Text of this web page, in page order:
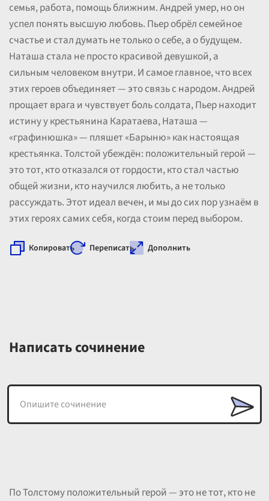
семья, работа, помощь ближним. Андрей умер, но он
успел понять высшую любовь. Пьер обрёл семейное
счастье и стал думать не только о себе, а о будущем.
Наташа стала не просто красивой девушкой, а
сильным человеком внутри. И самое главное, что всех
этих героев объединяет — это связь с народом. Андрей
прощает врага и чувствует боль солдата, Пьер находит
истину у крестьянина Каратаева, Наташа —
«графинюшка» — пляшет «Барыню» как настоящая
крестьянка. Толстой убеждён: положительный герой —
это тот, кто отказался от гордости, кто стал частью
общей жизни, кто научился любить, а не только
рассуждать. Этот идеал вечен, и мы до сих пор узнаём в
этих героях самих себя, когда стоим перед выбором.
Копировать Переписать Дополнить
Написать сочинение
По Толстому положительный герой — это не тот, кто не